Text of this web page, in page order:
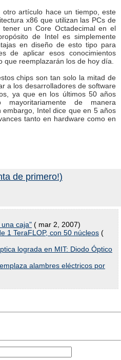
artículo hace un tiempo, este
x86 que utilizan las PCs de
un Core Octadecimal en el
de Intel es simplemente
en diseño de esto tipo para
de aplicar esos conocimientos
reemplazarán los de hoy día.
chips son tan solo la mitad de
a los desarrolladores de software
ya que en los últimos 50 años
mayoritariamente de manera
Intel dice que en 5 años
tanto en hardware como en
de primero!)
caja" ( mar 2, 2007)
1 TeraFLOP, con 50 núcleos (
lograda en MIT: Diodo Óptico
alambres eléctricos por